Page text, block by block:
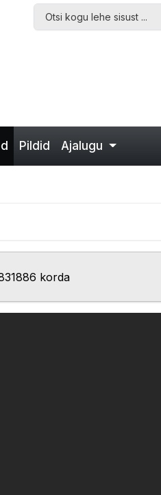
Pildid Ajalugu
korda